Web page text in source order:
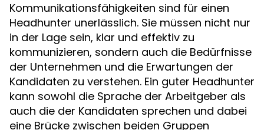
Kommunikationsfähigkeiten sind für einen
Headhunter unerlässlich. Sie müssen nicht nur
in der Lage sein, klar und effektiv zu
kommunizieren, sondern auch die Bedürfnisse
der Unternehmen und die Erwartungen der
Kandidaten zu verstehen. Ein guter Headhunter
kann sowohl die Sprache der Arbeitgeber als
auch die der Kandidaten sprechen und dabei
eine Brücke zwischen beiden Gruppen